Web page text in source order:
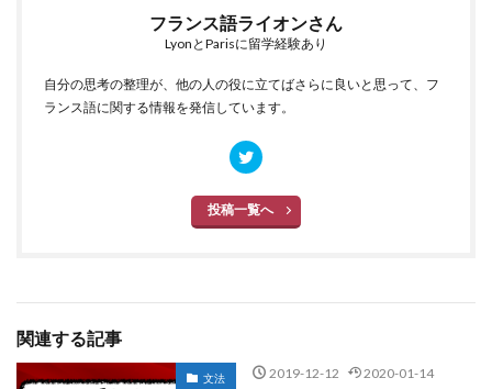
フランス語ライオンさん
LyonとParisに留学経験あり
自分の思考の整理が、他の人の役に立てばさらに良いと思って、フ
ランス語に関する情報を発信しています。
投稿一覧へ
関連する記事
文法 2019-12-12 2020-01-14